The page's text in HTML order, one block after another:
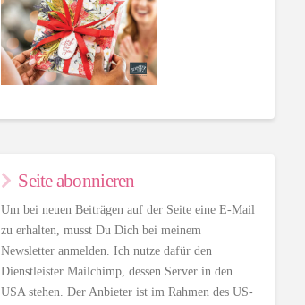
Seite abonnieren
Um bei neuen Beiträgen auf der Seite eine E-Mail
zu erhalten, musst Du Dich bei meinem
Newsletter anmelden. Ich nutze dafür den
Dienstleister Mailchimp, dessen Server in den
USA stehen. Der Anbieter ist im Rahmen des US-